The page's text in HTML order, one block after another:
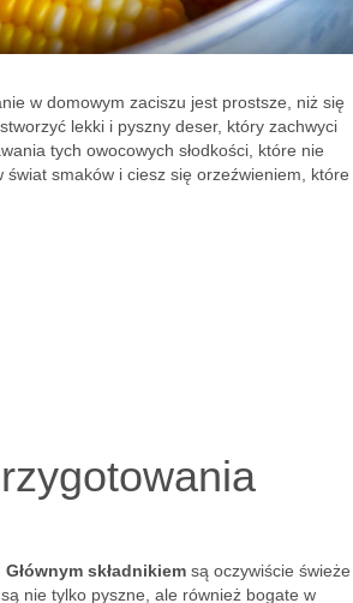
w domowym zaciszu jest prostsze, niż się
lekki i pyszny deser, który zachwyci
tych owocowych słodkości, które nie
smaków i ciesz się orzeźwieniem, które
Głównym składnikiem są oczywiście świeże
nie tylko pyszne, ale również bogate w